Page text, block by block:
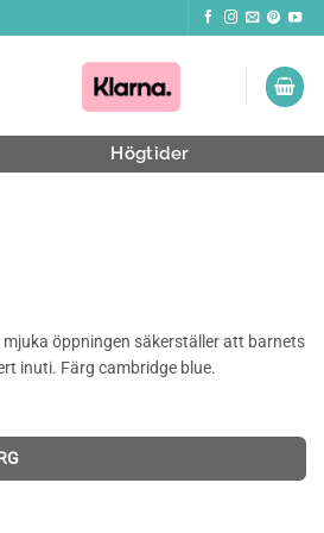
Högtider
öppningen säkerställer att barnets
inuti. Färg cambridge blue.